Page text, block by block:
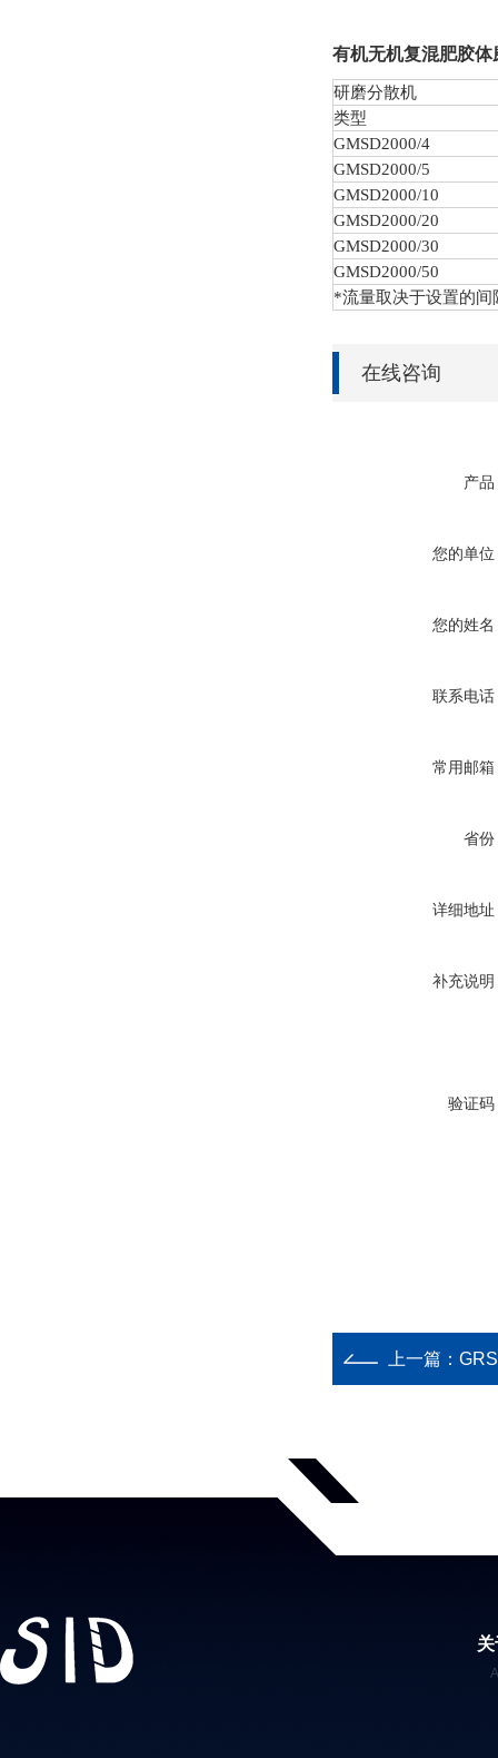
有机无机复混肥胶
研磨分散机
类型
GMSD2000/4
GMSD2000/5
GMSD2000/10
GMSD2000/20
GMSD2000/30
GMSD2000/50
*流量取决于设置的间
在线咨询
产品
您的单位
您的姓名
联系电话
常用邮箱
省份
详细地址
补充说明
验证码
上一篇：